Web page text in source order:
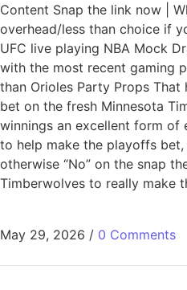
Content Snap the link now |
overhead/less than choice if
UFC live playing NBA Mock
with the most recent gaming
than Orioles Party Props
bet on the fresh Minnesota
winnings an excellent form of
to help make the playoffs bet,
otherwise “No” on the snap
Timberwolves to really make
May 29, 2026 / 0 Comments